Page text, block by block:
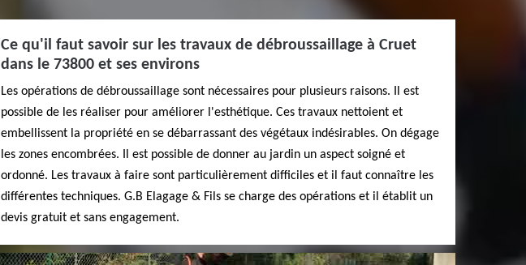
Ce qu'il faut savoir sur les travaux de débroussaillage à Cruet
dans le 73800 et ses environs
Les opérations de débroussaillage sont nécessaires pour plusieurs raisons. Il est
possible de les réaliser pour améliorer l'esthétique. Ces travaux nettoient et
embellissent la propriété en se débarrassant des végétaux indésirables. On dégage
les zones encombrées. Il est possible de donner au jardin un aspect soigné et
ordonné. Les travaux à faire sont particulièrement difficiles et il faut connaître les
différentes techniques. G.B Elagage & Fils se charge des opérations et il établit un
devis gratuit et sans engagement.